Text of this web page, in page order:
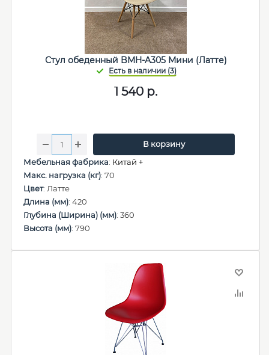
Стул обеденный BMH-A305 Мини (Латте)
1 540 р.
В корзину
Мебельная фабрика: Китай +
Макс. нагрузка (кг): 70
Цвет: Латте
Длина (мм): 420
Глубина (Ширина) (мм): 360
Высота (мм): 790